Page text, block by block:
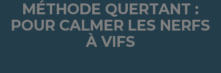
MÉTHODE QUERTANT :
POUR CALMER LES NERFS
À VIFS